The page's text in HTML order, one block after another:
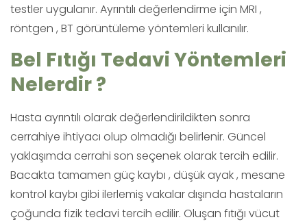
testler uygulanır. Ayrıntılı değerlendirme için MRI ,
röntgen , BT görüntüleme yöntemleri kullanılır.
Bel Fıtığı Tedavi Yöntemleri
Nelerdir ?
Hasta ayrıntılı olarak değerlendirildikten sonra
cerrahiye ihtiyacı olup olmadığı belirlenir. Güncel
yaklaşımda cerrahi son seçenek olarak tercih edilir.
Bacakta tamamen güç kaybı , düşük ayak , mesane
kontrol kaybı gibi ilerlemiş vakalar dışında hastaların
çoğunda fizik tedavi tercih edilir. Oluşan fıtığı vücut